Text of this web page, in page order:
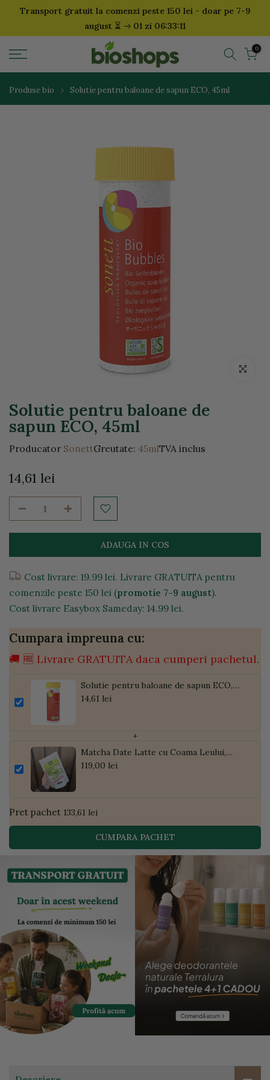
SariTransport gratuit la comenzi peste 150 lei - doar pe 7-9
august ⏳ 01 zi 06:33:10
0
Produse bio Solutie pentru baloane de sapun ECO, 45ml
Click
Solutie pentru baloane de
sapun ECO, 45ml
Producator SonettGreutate: 45mlTVA inclus
14,61 lei
ADAUGA IN COS
Cost livrare: 19.99 lei. Livrare GRATUITA pentru
comenzile peste 150 lei (promotie 7-9 august).
Cost livrare Easybox Sameday: 14.99 lei.
Cumpara impreuna cu:
🚚 🆓 Livrare GRATUITA daca cumperi pachetul.
Solutie pentru baloane de sapun ECO,
45ml
14,61 lei
+
Matcha Date Latte cu Coama Leului,
Pudră de Curmale și Ghimbir, ECO, 300g
119,00 lei
Pret pachet 133,61 lei
CUMPARA PACHET